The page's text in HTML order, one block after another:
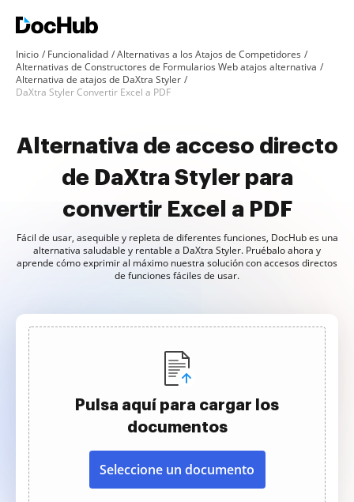
Inicio Funcionalidad
Alternativas a los Atajos de Competidores
Alternativas de Constructores de Formularios Web atajos alternativa
Alternativa de atajos de DaXtra Styler
DaXtra Styler Convertir Excel a PDF
Alternativa de acceso directo
de DaXtra Styler para
convertir Excel a PDF
Fácil de usar, asequible y repleta de diferentes funciones, DocHub es una
alternativa saludable y rentable a DaXtra Styler. Pruébalo ahora y
aprende cómo exprimir al máximo nuestra solución con accesos directos
de funciones fáciles de usar.
Pulsa aquí para cargar los
documentos
Seleccione un documento